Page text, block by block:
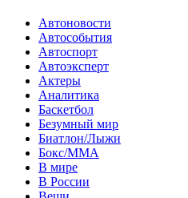
Автоновости
Автособытия
Автоспорт
Автоэксперт
Актеры
Аналитика
Баскетбол
Безумный мир
Биатлон/Лыжи
Бокс/MMA
В мире
В России